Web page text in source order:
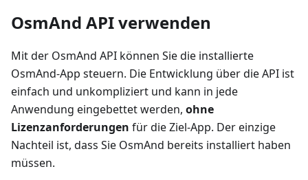
OsmAnd API verwenden
Mit der OsmAnd API können Sie die installierte
OsmAnd-App steuern. Die Entwicklung über die API ist
einfach und unkompliziert und kann in jede
Anwendung eingebettet werden, ohne
Lizenzanforderungen für die Ziel-App. Der einzige
Nachteil ist, dass Sie OsmAnd bereits installiert haben
müssen.